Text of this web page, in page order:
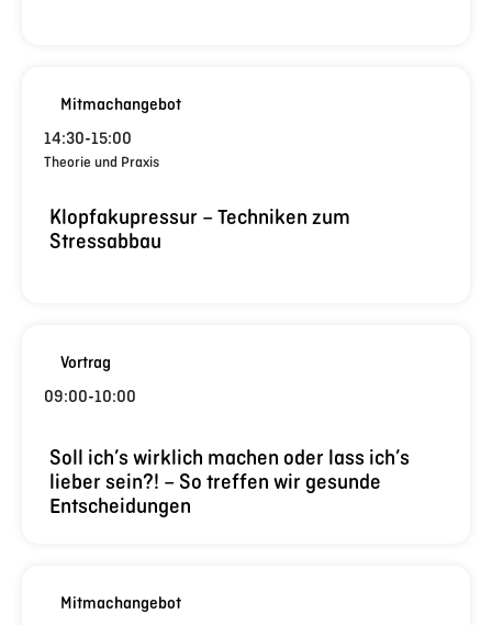
Mitmachangebot
14:30-15:00
Theorie und Praxis
Klopfakupressur – Techniken zum
Stressabbau
Vortrag
09:00-10:00
Soll ich’s wirklich machen oder lass ich’s
lieber sein?! – So treffen wir gesunde
Entscheidungen
Mitmachangebot